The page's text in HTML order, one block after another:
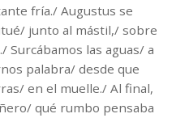
fría./ Augustus se
junto al mástil,/ sobre
Surcábamos las aguas/ a
palabra/ desde que
en el muelle./ Al final,
qué rumbo pensaba